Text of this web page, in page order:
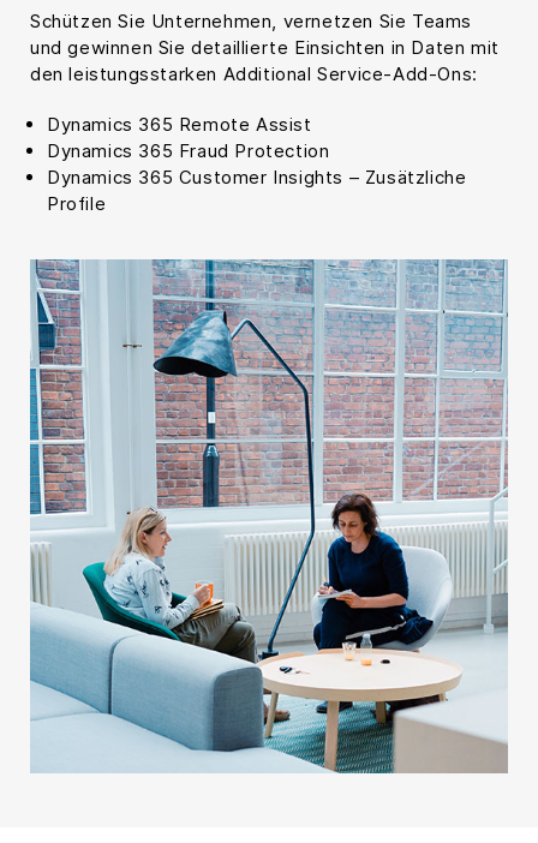
Schützen Sie Unternehmen, vernetzen Sie Teams
und gewinnen Sie detaillierte Einsichten in Daten mit
den leistungsstarken Additional Service-Add-Ons:
Dynamics 365 Remote Assist
Dynamics 365 Fraud Protection
Dynamics 365 Customer Insights – Zusätzliche
Profile